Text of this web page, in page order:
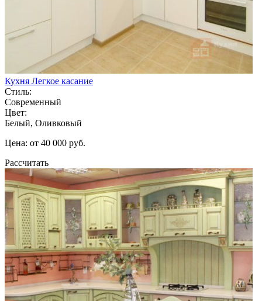
Кухня Легкое касание
Стиль:
Современный
Цвет:
Белый, Оливковый
Цена: от 40 000 руб.
Рассчитать